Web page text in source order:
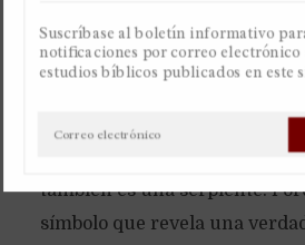
culebra pequeñita, pero un
libro del Apocalipsis habla de
también es una serpiente.
símbolo que revela una
Suscríbase al boletín informativo
notificaciones por correo electrónico
estudios bíblicos publicados en este